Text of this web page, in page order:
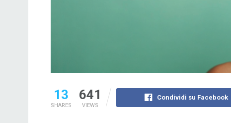
13
SHARES
641
VIEWS
Condividi su Facebook